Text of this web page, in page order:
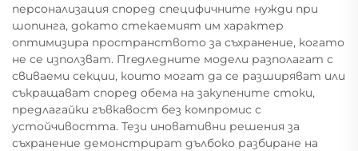
персонализация според специфичните нужди при
шопинга, докато стекаемият им характер
оптимизира пространството за съхранение, когато
не се използват. Пregледните модели разполагат с
свиваеми секции, които могат да се разширяват или
съкращават според обема на закупените стоки,
предлагайки гъвкавост без компромис с
устойчивостта. Тези иновативни решения за
съхранение демонстрират дълбоко разбиране на